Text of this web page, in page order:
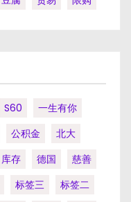
S60
一生有你
公积金
北大
库存 德国
慈善
标签三
标签二